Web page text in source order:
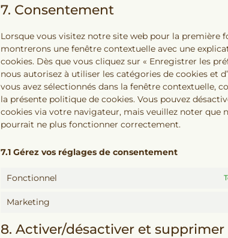
7. Consentement
Lorsque vous visitez notre site web pour la première
montrerons une fenêtre contextuelle avec une
cookies. Dès que vous cliquez sur « Enregistrer les
nous autorisez à utiliser les catégories de cookies et
vous avez sélectionnés dans la fenêtre contextuelle,
la présente politique de cookies. Vous pouvez
cookies via votre navigateur, mais veuillez noter que
pourrait ne plus fonctionner correctement.
7.1 Gérez vos réglages de consentement
Fonctionnel
Marketing
8. Activer/désactiver et supprimer